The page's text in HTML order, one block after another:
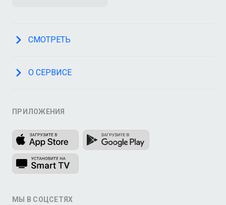
СМОТРЕТЬ
О СЕРВИСЕ
ПРИЛОЖЕНИЯ
МЫ В СОЦСЕТЯХ